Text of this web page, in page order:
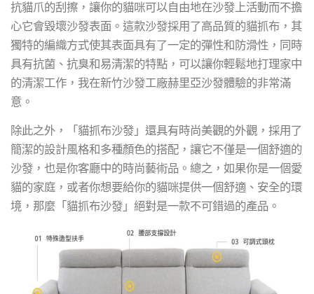
抗貓爪的刮擦，讓你的貓咪可以自由地在沙發上活動而不擔
心它會毀壞沙發表面。這款沙發採用了高品質的貓抓布，其
獨特的編織方式使其表面具有了一定的彈性和防滑性，同時
具有抗菌、抗臭和易清潔的特點，可以讓你輕鬆地打理家中
的清潔工作，我在新竹沙發工廠赫里亞沙發體驗的非常滿
意。
除此之外，「貓抓布沙發」還具有時尚美觀的外觀，採用了
簡潔的設計風格和多種顏色的搭配，讓它不僅是一個舒適的
沙發，也是你客廳中的時尚藝術品。總之，如果你是一個愛
貓的家庭，或者你想要給你的貓咪提供一個舒適、安全的環
境，那麼「貓抓布沙發」絕對是一款不可錯過的產品。